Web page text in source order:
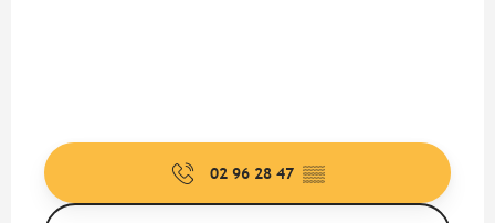
02 96 28 47 ▒▒